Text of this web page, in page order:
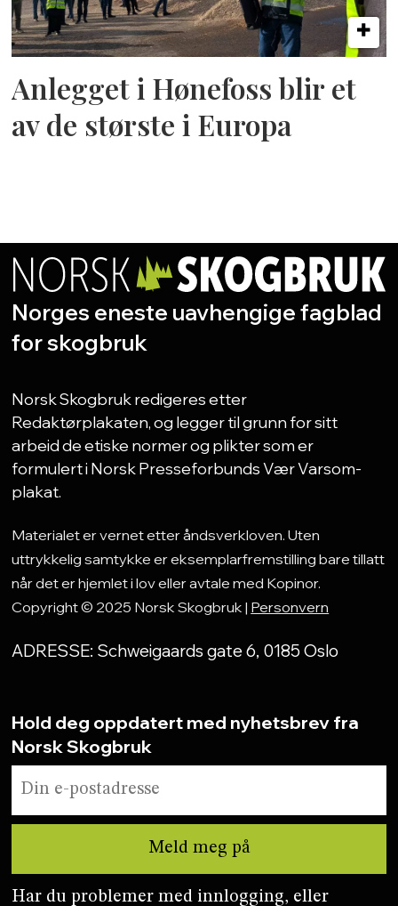
Anlegget i Hønefoss blir et
av de største i Europa
Norges eneste uavhengige fagblad
for skogbruk
Norsk Skogbruk redigeres etter
Redaktørplakaten, og legger til grunn for sitt
arbeid de etiske normer og plikter som er
formulert i Norsk Presseforbunds Vær Varsom-
plakat.
Materialet er vernet etter åndsverkloven. Uten
uttrykkelig samtykke er eksemplarfremstilling bare tillatt
når det er hjemlet i lov eller avtale med Kopinor.
Copyright © 2025 Norsk Skogbruk | Personvern
ADRESSE: Schweigaards gate 6, 0185 Oslo
Hold deg oppdatert med nyhetsbrev fra
Norsk Skogbruk
Har du problemer med innlogging, eller